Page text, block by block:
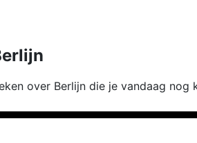
over Berlijn die je vandaag nog